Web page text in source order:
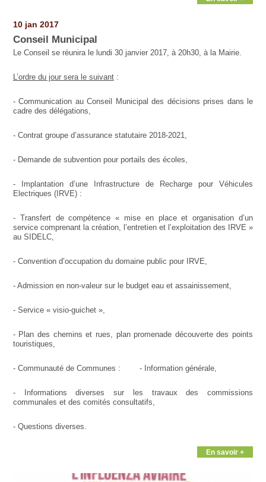
10 jan 2017
Conseil Municipal
Le Conseil se réunira le lundi 30 janvier 2017, à 20h30, à la Mairie.
L’ordre du jour sera le suivant:
- Communication au Conseil Municipal des décisions prises dans le
cadre des délégations,
- Contrat groupe d’assurance statutaire 2018-2021,
- Demande de subvention pour portails des écoles,
- Implantation d’une Infrastructure de Recharge pour Véhicules
Electriques (IRVE) :
- Transfert de compétence « mise en place et organisation d’un
service comprenant la création, l’entretien et l’exploitation des IRVE »
au SIDELC,
- Convention d’occupation du domaine public pour IRVE,
- Admission en non-valeur sur le budget eau et assainissement,
- Service « visio-guichet »,
- Plan des chemins et rues, plan promenade découverte des points
touristiques,
- Communauté de Communes : - Information générale,
- Informations diverses sur les travaux des commissions
communales et des comités consultatifs,
- Questions diverses.
En savoir +